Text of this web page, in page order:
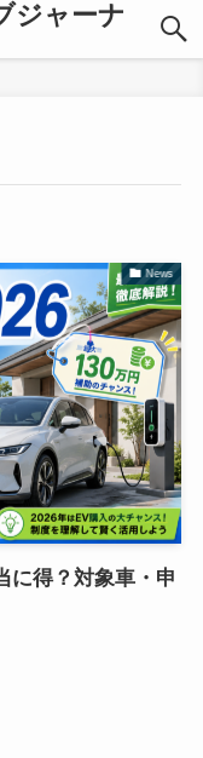
ジャーナ
News
に得？対象車・申